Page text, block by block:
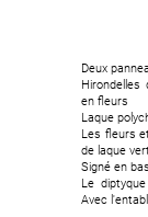
Deux
Hirondelles
en fleurs
Laque
Les fleurs
de laque
Signé en
Le
Avec